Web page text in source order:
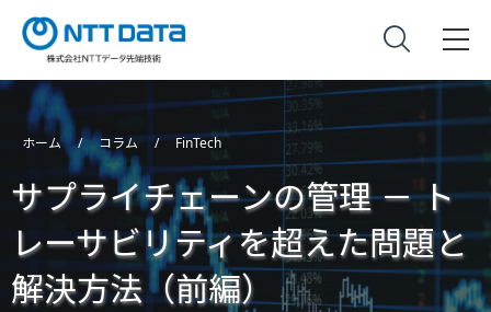
ホーム コラム FinTech
サプライチェーンの管理 － ト
レーサビリティを超えた問題と
解決方法（前編）